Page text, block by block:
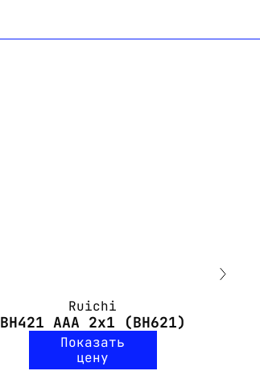
Ruichi
BH421 AAA 2x1 (BH621)
Показать
цену